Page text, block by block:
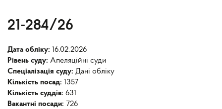
21-284/26
Дата обліку: 16.02.2026
Рівень суду: Апеляційні суди
Спеціалізація суду: Дані обліку
Кількість посад: 1357
Кількість суддів: 631
Вакантні посади: 726